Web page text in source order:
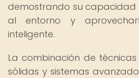
demostrando su
al entorno y
inteligente.
La combinación de
sólidas y sistemas